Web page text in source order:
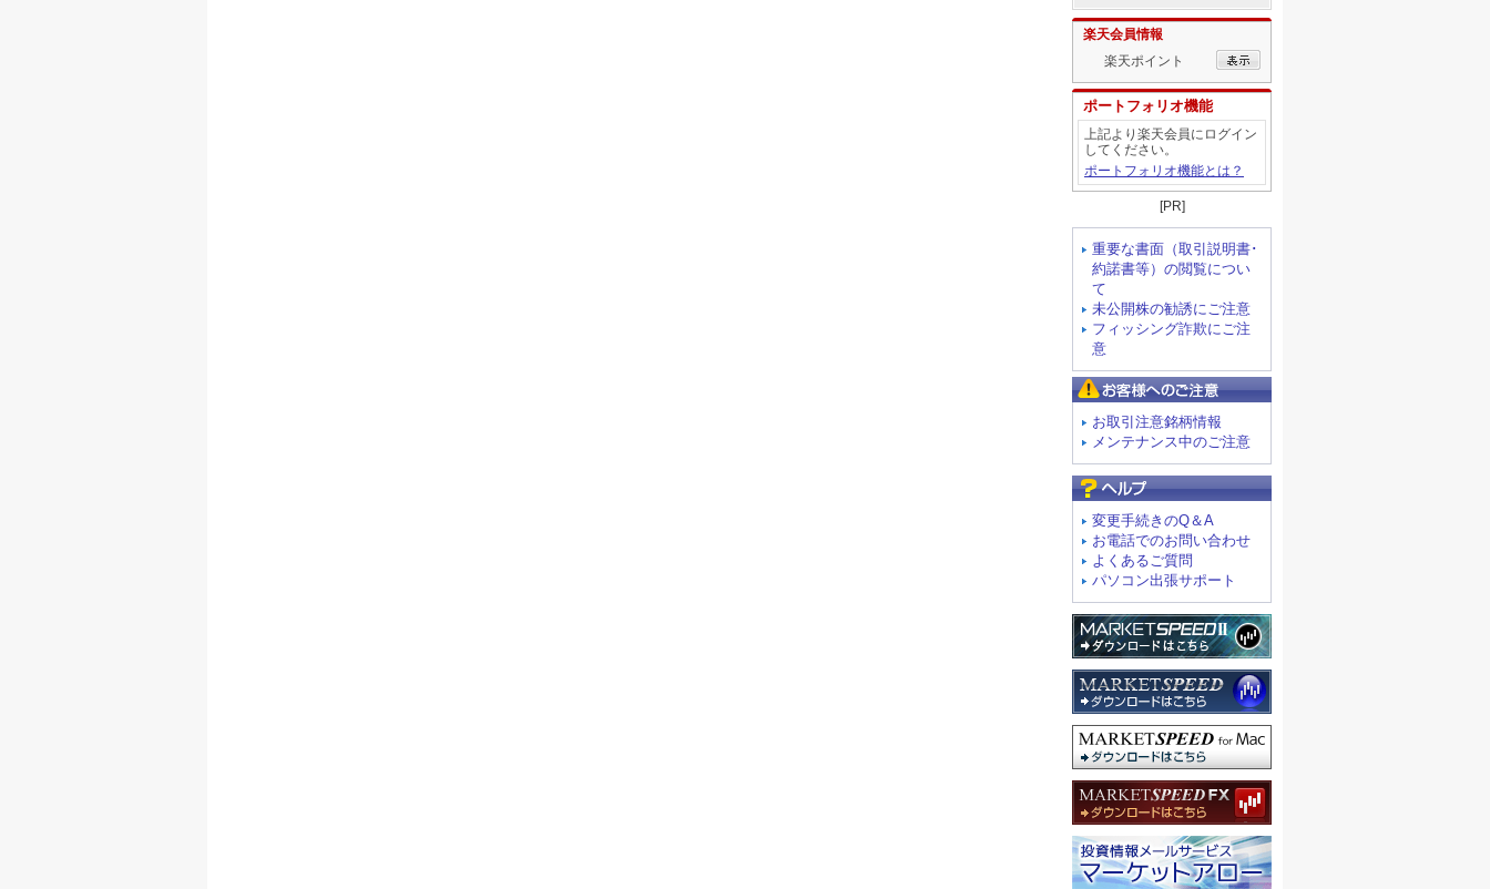
楽天会員情報
楽天ポイント
ポートフォリオ機能
上記より楽天会員にログイン
してください。
ポートフォリオ機能とは？
[PR]
重要な書面（取引説明書･
約諾書等）の閲覧につい
て
未公開株の勧誘にご注意
フィッシング詐欺にご注
意
お取引注意銘柄情報
メンテナンス中のご注意
変更手続きのQ＆A
お電話でのお問い合わせ
よくあるご質問
パソコン出張サポート